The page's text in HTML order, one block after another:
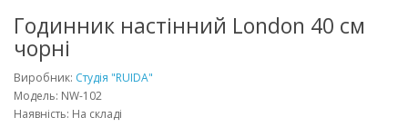
Годинник настінний London 40 см
чорні
Виробник: Студія "RUIDA"
Модель: NW-102
Наявність: На складі